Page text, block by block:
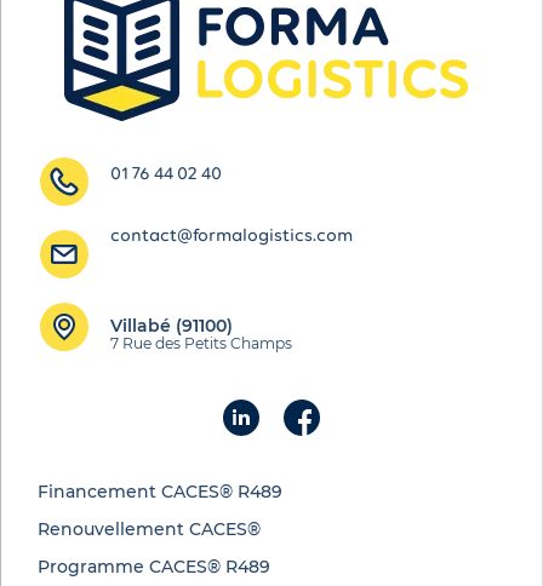
Financement CACES® R489
Renouvellement CACES®
Programme CACES® R489
01 76 44 02 40
contact@formalogistics.com
Villabé (91100)
7 Rue des Petits Champs